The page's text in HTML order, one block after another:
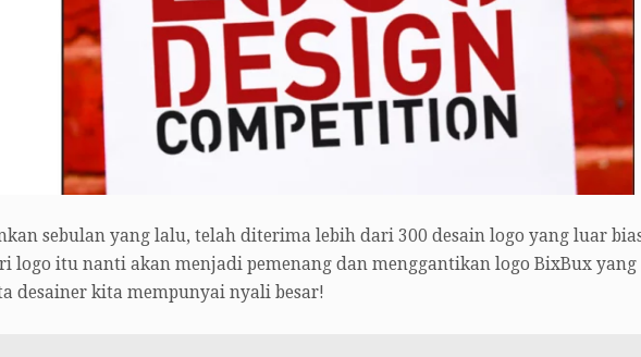
sebulan yang lalu, telah diterima lebih dari 300 desain logo yang luar
logo itu nanti akan menjadi pemenang dan menggantikan logo BixBux yang
desainer kita mempunyai nyali besar!